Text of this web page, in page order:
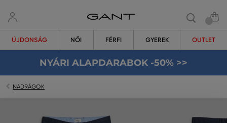
ÚJDONSÁG NŐI FÉRFI GYEREK OUTLET
NYÁRI ALAPDARABOK -50% >>
NADRÁGOK